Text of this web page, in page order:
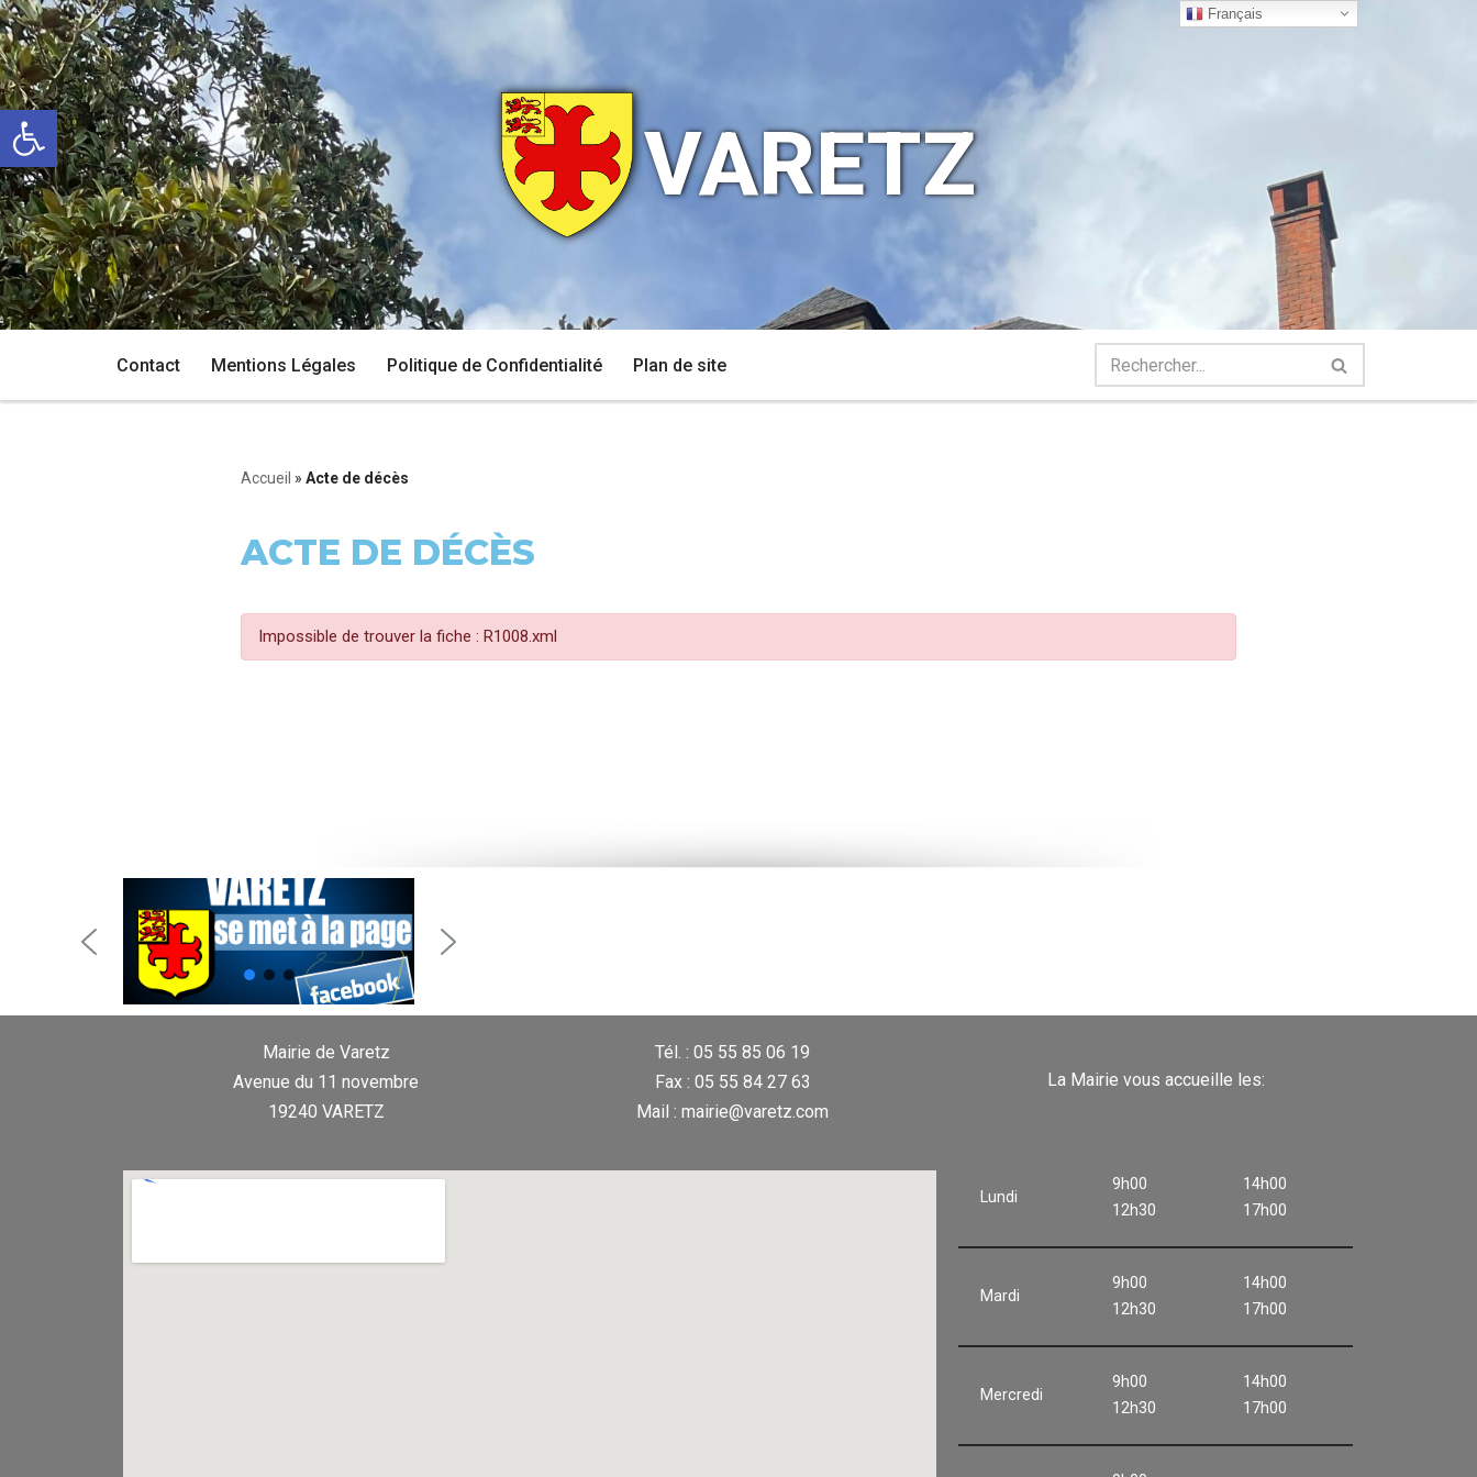
Ouvrir la barre d’outils
Aller
au
contenu
VARETZ
Contact Mentions Légales Politique de Confidentialité Plan de site
Accueil » Acte de décès
ACTE DE DÉCÈS
Impossible de trouver la fiche : R1008.xml
Mairie de Varetz
Avenue du 11 novembre
19240 VARETZ
Tél. : 05 55 85 06 19
Fax : 05 55 84 27 63
Mail : mairie@varetz.com
La Mairie vous accueille les:
Lundi
9h00
12h30
14h00
17h00
Mardi
9h00
12h30
14h00
17h00
Mercredi
9h00
12h30
14h00
17h00
Français